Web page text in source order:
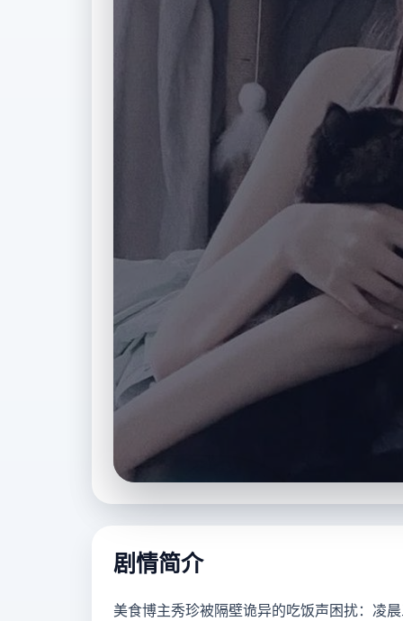
剧情简介
美食博主秀珍被隔壁诡异的吃饭声困扰：凌